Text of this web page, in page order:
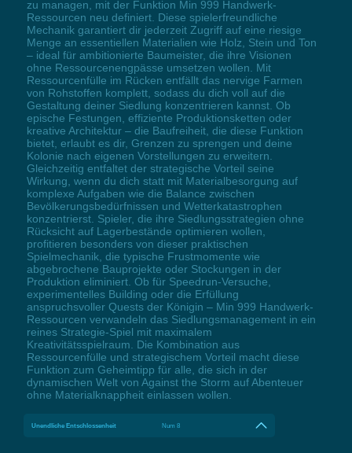
zu managen, mit der Funktion Min 999 Handwerk-
Ressourcen neu definiert. Diese spielerfreundliche
Mechanik garantiert dir jederzeit Zugriff auf eine riesige
Menge an essentiellen Materialien wie Holz, Stein und Ton
– ideal für ambitionierte Baumeister, die ihre Visionen
ohne Ressourcenengpässe umsetzen wollen. Mit
Ressourcenfülle im Rücken entfällt das nervige Farmen
von Rohstoffen komplett, sodass du dich voll auf die
Gestaltung deiner Siedlung konzentrieren kannst. Ob
epische Festungen, effiziente Produktionsketten oder
kreative Architektur – die Baufreiheit, die diese Funktion
bietet, erlaubt es dir, Grenzen zu sprengen und deine
Kolonie nach eigenen Vorstellungen zu erweitern.
Gleichzeitig entfaltet der strategische Vorteil seine
Wirkung, wenn du dich statt mit Materialbesorgung auf
komplexe Aufgaben wie die Balance zwischen
Bevölkerungsbedürfnissen und Wetterkatastrophen
konzentrierst. Spieler, die ihre Siedlungsstrategien ohne
Rücksicht auf Lagerbestände optimieren wollen,
profitieren besonders von dieser praktischen
Spielmechanik, die typische Frustmomente wie
abgebrochene Bauprojekte oder Stockungen in der
Produktion eliminiert. Ob für Speedrun-Versuche,
experimentelles Building oder die Erfüllung
anspruchsvoller Quests der Königin – Min 999 Handwerk-
Ressourcen verwandeln das Siedlungsmanagement in ein
reines Strategie-Spiel mit maximalem
Kreativitätsspielraum. Die Kombination aus
Ressourcenfülle und strategischem Vorteil macht diese
Funktion zum Geheimtipp für alle, die sich in der
dynamischen Welt von Against the Storm auf Abenteuer
ohne Materialknappheit einlassen wollen.
Unendliche Entschlossenheit Num 8